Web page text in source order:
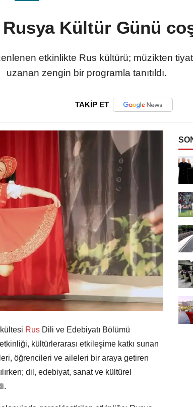
Rusya Kültür Günü
etkinlikte Rus kültürü; müzikten
uzanan zengin bir programla tanıtıldı.
TAKİP ET
Rus Dili ve Edebiyatı Bölümü
kültürlerarası etkileşime katkı sunan
öğrencileri ve aileleri bir araya getiren
dil, edebiyat, sanat ve kültürel